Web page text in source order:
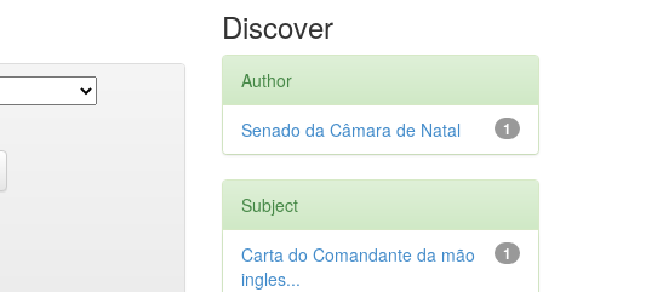
Discover
Author
1
Senado da Câmara de Natal
Subject
1
Carta do Comandante da mão
ingles...